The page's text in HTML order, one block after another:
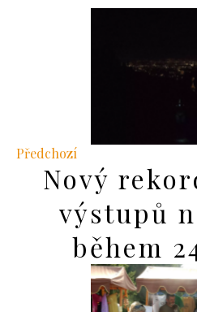
Předchozí
Nový
výstupů
během